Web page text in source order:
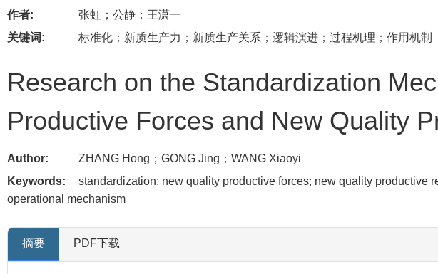
作者:
张虹；公静；王潇一
关键词:
标准化；新质生产力；新质生产关系；逻辑演进；过程机理；作用机制
Research on the Standardization
Productive Forces and New Quality
Author:
ZHANG Hong；GONG Jing；WANG Xiaoyi
Keywords:
standardization; new quality productive forces; new quality productive
operational mechanism
摘要 PDF下载